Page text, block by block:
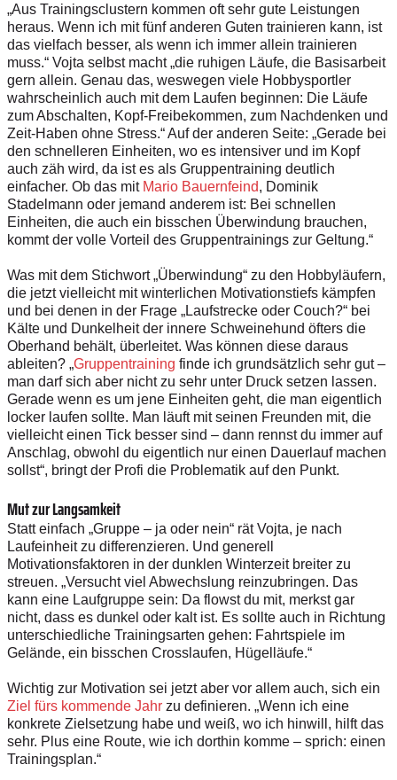
„Aus Trainingsclustern kommen oft sehr gute Leistungen
heraus. Wenn ich mit fünf anderen Guten trainieren kann, ist
das vielfach besser, als wenn ich immer allein trainieren
muss.“ Vojta selbst macht „die ruhigen Läufe, die Basisarbeit
gern allein. Genau das, weswegen viele Hobbysportler
wahrscheinlich auch mit dem Laufen beginnen: Die Läufe
zum Abschalten, Kopf-Freibekommen, zum Nachdenken und
Zeit-Haben ohne Stress.“ Auf der anderen Seite: „Gerade bei
den schnelleren Einheiten, wo es intensiver und im Kopf
auch zäh wird, da ist es als Gruppentraining deutlich
einfacher. Ob das mit Mario Bauernfeind, Dominik
Stadelmann oder jemand anderem ist: Bei schnellen
Einheiten, die auch ein bisschen Überwindung brauchen,
kommt der volle Vorteil des Gruppentrainings zur Geltung.“
Was mit dem Stichwort „Überwindung“ zu den Hobbyläufern,
die jetzt vielleicht mit winterlichen Motivationstiefs kämpfen
und bei denen in der Frage „Laufstrecke oder Couch?“ bei
Kälte und Dunkelheit der innere Schweinehund öfters die
Oberhand behält, überleitet. Was können diese daraus
ableiten? „Gruppentraining finde ich grundsätzlich sehr gut –
man darf sich aber nicht zu sehr unter Druck setzen lassen.
Gerade wenn es um jene Einheiten geht, die man eigentlich
locker laufen sollte. Man läuft mit seinen Freunden mit, die
vielleicht einen Tick besser sind – dann rennst du immer auf
Anschlag, obwohl du eigentlich nur einen Dauerlauf machen
sollst“, bringt der Profi die Problematik auf den Punkt.
Mut zur Langsamkeit
Statt einfach „Gruppe – ja oder nein“ rät Vojta, je nach
Laufeinheit zu differenzieren. Und generell
Motivationsfaktoren in der dunklen Winterzeit breiter zu
streuen. „Versucht viel Abwechslung reinzubringen. Das
kann eine Laufgruppe sein: Da flowst du mit, merkst gar
nicht, dass es dunkel oder kalt ist. Es sollte auch in Richtung
unterschiedliche Trainingsarten gehen: Fahrtspiele im
Gelände, ein bisschen Crosslaufen, Hügelläufe.“
Wichtig zur Motivation sei jetzt aber vor allem auch, sich ein
Ziel fürs kommende Jahr zu definieren. „Wenn ich eine
konkrete Zielsetzung habe und weiß, wo ich hinwill, hilft das
sehr. Plus eine Route, wie ich dorthin komme – sprich: einen
Trainingsplan.“